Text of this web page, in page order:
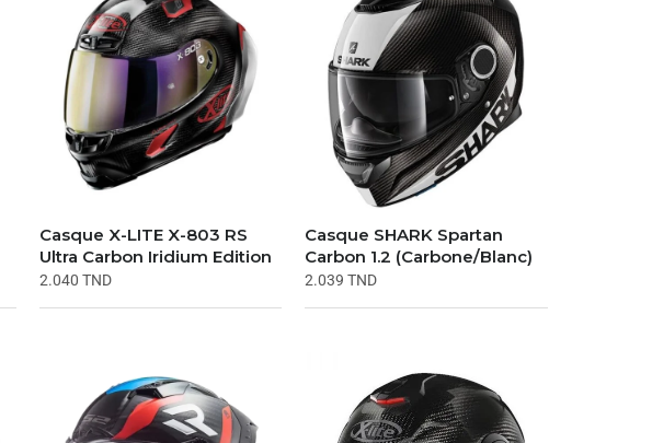
Casque X-LITE X-803 RS
Ultra Carbon Iridium Edition
2.040 TND
Casque SHARK Spartan
Carbon 1.2 (Carbone/Blanc)
2.039TND